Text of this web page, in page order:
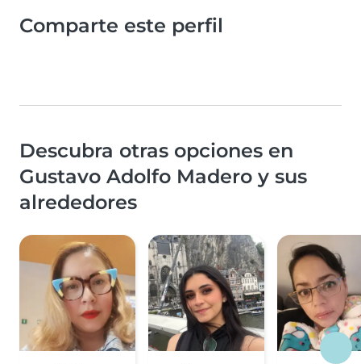
Comparte este perfil
Descubra otras opciones en
Gustavo Adolfo Madero y sus
alrededores